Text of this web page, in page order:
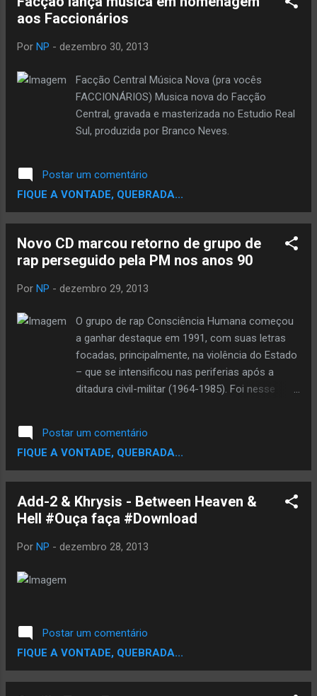
aos Faccionários
Por NP - dezembro 30, 2013
Facção Central Música Nova (pra vocês
FACCIONÁRIOS) Musica nova do Facção
Central, gravada e masterizada no Estudio Real
Sul, produzida por Branco Neves.
Postar um comentário
FIQUE A VONTADE, QUEBRADA...
Novo CD marcou retorno de grupo de
rap perseguido pela PM nos anos 90
Por NP - dezembro 29, 2013
O grupo de rap Consciência Humana começou
a ganhar destaque em 1991, com suas letras
focadas, principalmente, na violência do Estado
– que se intensificou nas periferias após a
ditadura civil-militar (1964-1985). Foi nesse
da Ronda Ostensiva Tobias de Aguiar (Rota). A
canção, baseada em fatos reais, menciona
nomes de militares bastante conhecidos em
lugar de origem dos rappers. Um deles é o
Cabo Bruno, que participava do chamado
“Esquadrão da Morte” e foi apontado como
criou uma forte identidade com São Mateus. Na
principais problemas enfrentados
Postar um comentário
FIQUE A VONTADE, QUEBRADA...
Add-2 & Khrysis - Between Heaven &
Hell #Ouça faça #Download
Por NP - dezembro 28, 2013
Postar um comentário
FIQUE A VONTADE, QUEBRADA...